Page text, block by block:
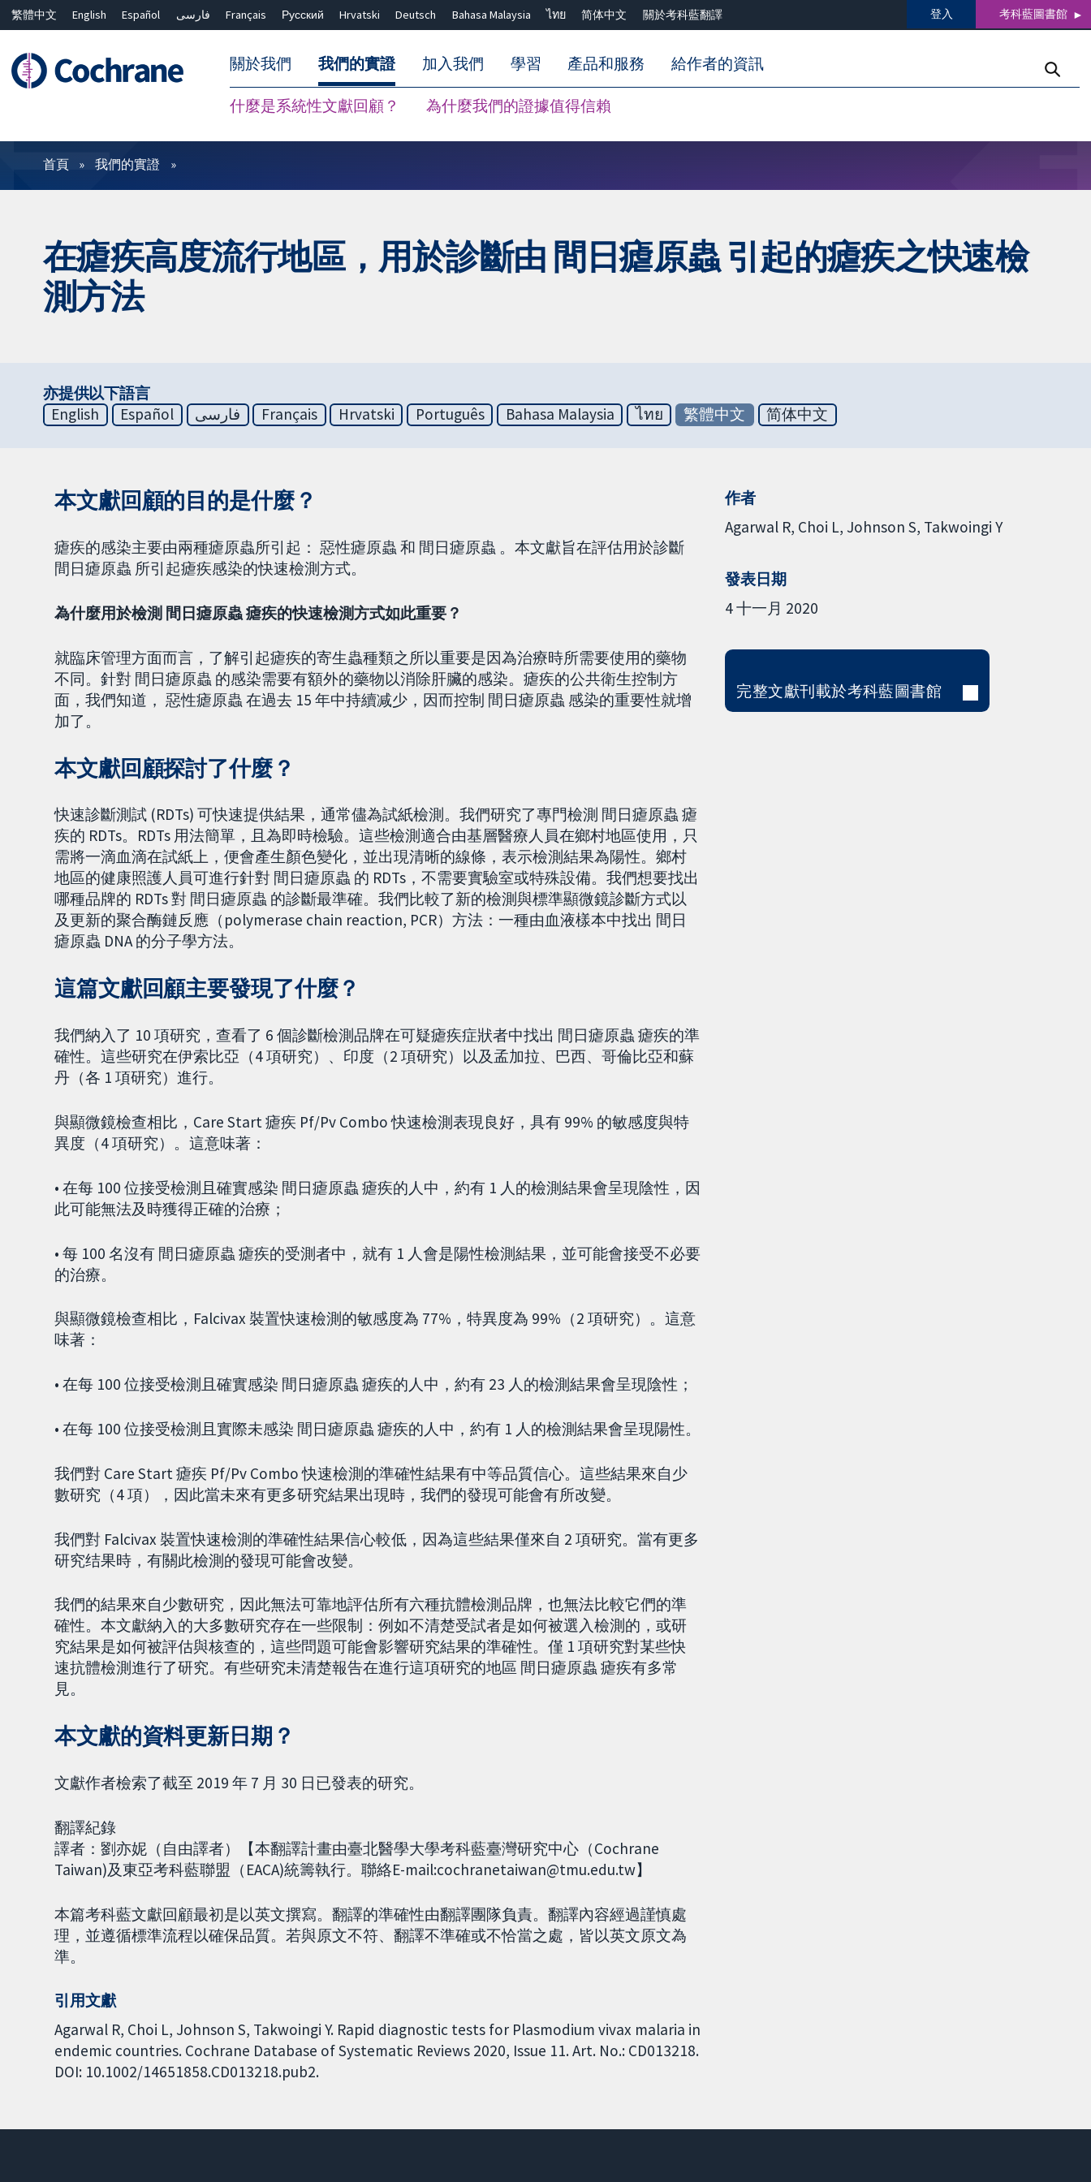
繁體中文 English Español فارسی Français Русский Hrvatski Deutsch Bahasa Malaysia ไทย 简体中文 關於考科藍翻譯 登入 考科藍圖書館
關於我們 我們的實證
什麼是系統性文獻回顧？ 為什麼我們的證據值得信賴
加入我們 學習 產品和服務 給作者的資訊
篩選條件
首頁 我們的實證
在瘧疾高度流行地區，用於診斷由 間日瘧原蟲 引起的瘧疾之快速檢
測方法
亦提供以下語言
English
Español فارسی Français Hrvatski Português Bahasa Malaysia ไทย 繁體中文 简体中文
本文獻回顧的目的是什麼？
瘧疾的感染主要由兩種瘧原蟲所引起： 惡性瘧原蟲 和 間日瘧原蟲 。本文獻旨在評估用於診斷
間日瘧原蟲 所引起瘧疾感染的快速檢測方式。
為什麼用於檢測 間日瘧原蟲 瘧疾的快速檢測方式如此重要？
就臨床管理方面而言，了解引起瘧疾的寄生蟲種類之所以重要是因為治療時所需要使用的藥物
不同。針對 間日瘧原蟲 的感染需要有額外的藥物以消除肝臟的感染。瘧疾的公共衛生控制方
面，我們知道， 惡性瘧原蟲 在過去 15 年中持續减少，因而控制 間日瘧原蟲 感染的重要性就增
加了。
本文獻回顧探討了什麼？
快速診斷測試 (RDTs) 可快速提供結果，通常儘為試紙檢測。我們研究了專門檢測 間日瘧原蟲 瘧
疾的 RDTs。RDTs 用法簡單，且為即時檢驗。這些檢測適合由基層醫療人員在鄉村地區使用，只
需將一滴血滴在試紙上，便會產生顏色變化，並出現清晰的線條，表示檢測結果為陽性。鄉村
地區的健康照護人員可進行針對 間日瘧原蟲 的 RDTs，不需要實驗室或特殊設備。我們想要找出
哪種品牌的 RDTs 對 間日瘧原蟲 的診斷最準確。我們比較了新的檢測與標準顯微鏡診斷方式以
及更新的聚合酶鏈反應（polymerase chain reaction, PCR）方法：一種由血液樣本中找出 間日
瘧原蟲 DNA 的分子學方法。
這篇文獻回顧主要發現了什麼？
我們納入了 10 項研究，查看了 6 個診斷檢測品牌在可疑瘧疾症狀者中找出 間日瘧原蟲 瘧疾的準
確性。這些研究在伊索比亞（4 項研究）、印度（2 項研究）以及孟加拉、巴西、哥倫比亞和蘇
丹（各 1 項研究）進行。
與顯微鏡檢查相比，Care Start 瘧疾 Pf/Pv Combo 快速檢測表現良好，具有 99% 的敏感度與特
異度（4 項研究）。這意味著：
• 在每 100 位接受檢測且確實感染 間日瘧原蟲 瘧疾的人中，約有 1 人的檢測結果會呈現陰性，因
此可能無法及時獲得正確的治療；
• 每 100 名沒有 間日瘧原蟲 瘧疾的受測者中，就有 1 人會是陽性檢測結果，並可能會接受不必要
的治療。
與顯微鏡檢查相比，Falcivax 裝置快速檢測的敏感度為 77%，特異度為 99%（2 項研究）。這意
味著：
• 在每 100 位接受檢測且確實感染 間日瘧原蟲 瘧疾的人中，約有 23 人的檢測結果會呈現陰性；
• 在每 100 位接受檢測且實際未感染 間日瘧原蟲 瘧疾的人中，約有 1 人的檢測結果會呈現陽性。
我們對 Care Start 瘧疾 Pf/Pv Combo 快速檢測的準確性結果有中等品質信心。這些結果來自少
數研究（4 項），因此當未來有更多研究結果出現時，我們的發現可能會有所改變。
我們對 Falcivax 裝置快速檢測的準確性結果信心較低，因為這些結果僅來自 2 項研究。當有更多
研究结果時，有關此檢測的發現可能會改變。
我們的結果來自少數研究，因此無法可靠地評估所有六種抗體檢測品牌，也無法比較它們的準
確性。本文獻納入的大多數研究存在一些限制：例如不清楚受試者是如何被選入檢測的，或研
究結果是如何被評估與核查的，這些問題可能會影響研究結果的準確性。僅 1 項研究對某些快
速抗體檢測進行了研究。有些研究未清楚報告在進行這項研究的地區 間日瘧原蟲 瘧疾有多常
見。
本文獻的資料更新日期？
文獻作者檢索了截至 2019 年 7 月 30 日已發表的研究。
翻譯紀錄
譯者：劉亦妮（自由譯者）【本翻譯計畫由臺北醫學大學考科藍臺灣研究中心（Cochrane
Taiwan)及東亞考科藍聯盟（EACA)統籌執行。聯絡E-mail:cochranetaiwan@tmu.edu.tw】
本篇考科藍文獻回顧最初是以英文撰寫。翻譯的準確性由翻譯團隊負責。翻譯內容經過謹慎處
理，並遵循標準流程以確保品質。若與原文不符、翻譯不準確或不恰當之處，皆以英文原文為
準。
引用文獻
Agarwal R, Choi L, Johnson S, Takwoingi Y. Rapid diagnostic tests for Plasmodium vivax malaria in
endemic countries. Cochrane Database of Systematic Reviews 2020, Issue 11. Art. No.: CD013218.
DOI: 10.1002/14651858.CD013218.pub2.
作者
Agarwal R Choi L Johnson S Takwoingi Y
發表日期
4 十一月 2020
完整文獻刊載於考科藍圖書館